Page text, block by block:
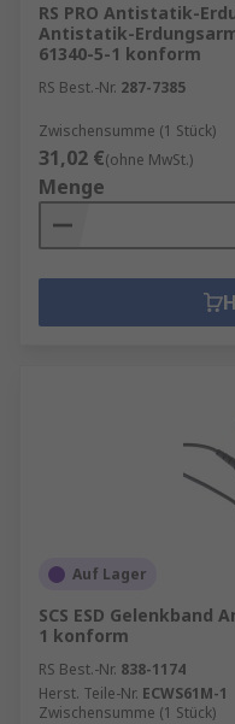
RS PRO Antistatik-
Antistatik-
61340-5-1 konform
RS Best.-Nr. 287-7385
Zwischensumme (1 Stück)
31,02 €(ohne MwSt.)
Menge
Auf Lager
SCS ESD Gelenkband
1 konform
RS Best.-Nr. 838-1174
Herst. Teile-Nr. ECWS61M-1
Zwischensumme (1 Stück)